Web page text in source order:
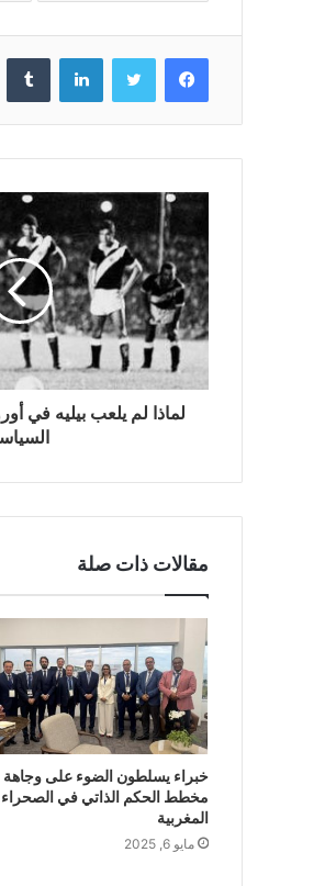
فيسبوك تويتر لينكدإن
لماذا لم يلعب بيليه في
مقالات ذات صلة
خبراء يسلطون الضوء على وجاهة
مخطط الحكم الذاتي في الصحراء
المغربية
مايو 6, 2025